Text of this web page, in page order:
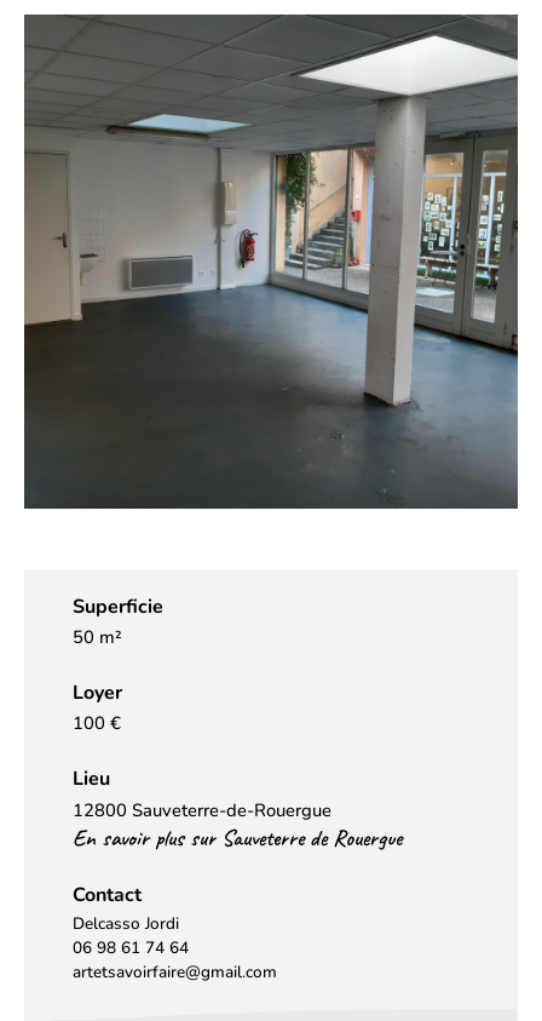
Superficie
50 m²
Loyer
100 €
Lieu
12800 Sauveterre-de-Rouergue
En savoir plus sur Sauveterre de Rouergue
Contact
Delcasso Jordi
06 98 61 74 64
artetsavoirfaire@gmail.com